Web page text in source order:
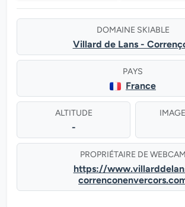
DOMAINE SKIABLE
Villard de Lans -
PAYS
France
ALTITUDE
-
PROPRIÉTAIRE DE WEBCAM
https://